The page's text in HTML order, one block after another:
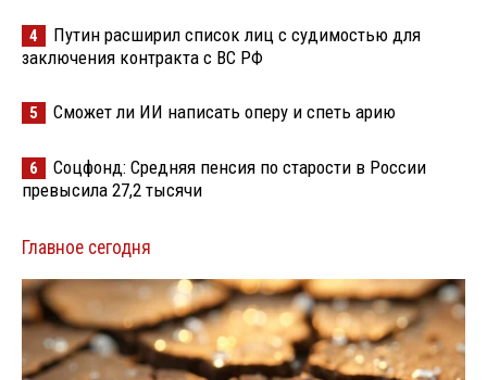
4
Путин расширил список лиц с судимостью для
заключения контракта с ВС РФ
5 Сможет ли ИИ написать оперу и спеть арию
6
Соцфонд: Средняя пенсия по старости в России
превысила 27,2 тысячи
Главное сегодня